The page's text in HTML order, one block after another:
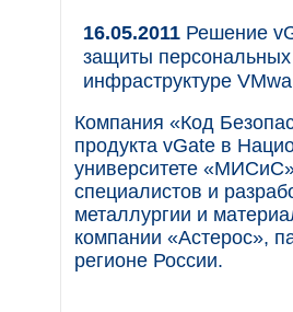
16.05.2011 Решение
защиты
инфраструктуре
Компания «Код
продукта vGate в
университете
специалистов и
металлургии и
компании «Астерос»,
регионе России.